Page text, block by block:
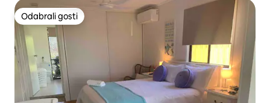
Odabrali gosti
Odabrali gosti